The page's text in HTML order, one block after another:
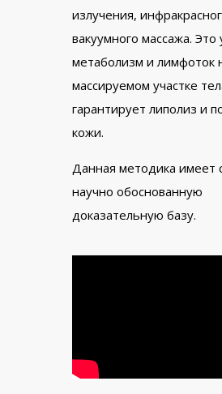
излучения,
вакуумного массажа. Это
метаболизм и лимфоток
массируемом участке
гарантирует липолиз и
кожи.
Данная методика имеет
научно обоснованную
доказательную базу.